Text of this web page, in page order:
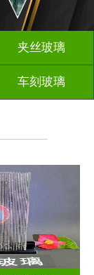
夹丝玻璃
车刻玻璃